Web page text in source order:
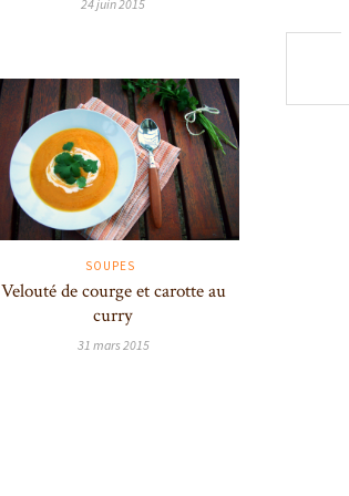
24 juin 2015
SOUPES
Velouté de courge et carotte au
curry
31 mars 2015